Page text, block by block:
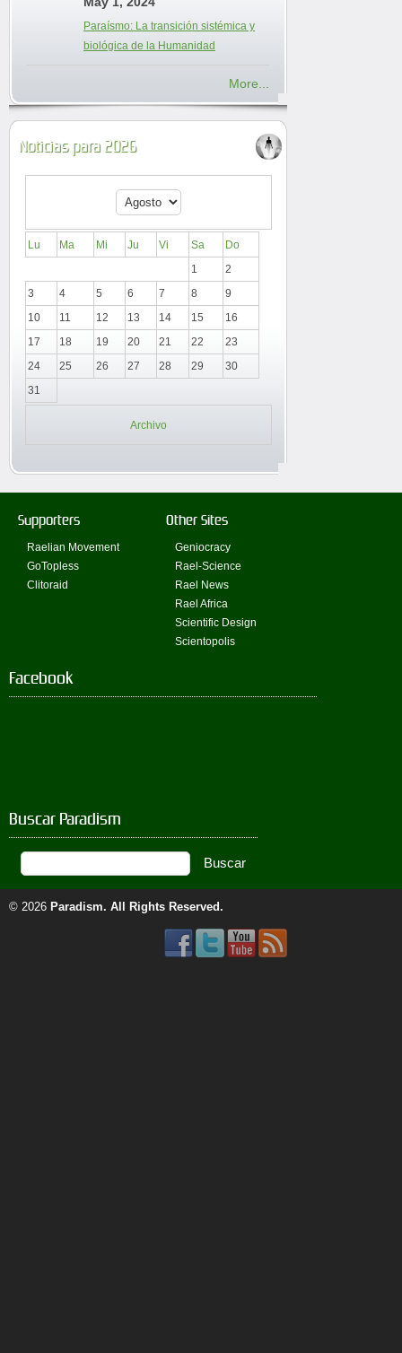
Paraísmo: La transición sistémica y
biológica de la Humanidad
More...
Noticias para 2026
Lu Ma Mi Ju Vi Sa
Do
1
2
3
4 5 6 7 8
9
10
11 12 13 14 15
16
17
18 19 20 21 22
23
24
25 26 27 28 29
30
31
Archivo
Supporters
Raelian Movement
GoTopless
Clitoraid
Other Sites
Geniocracy
Rael-Science
Rael News
Rael Africa
Scientific Design
Scientopolis
Facebook
Buscar Paradism
© 2026 Paradism. All Rights Reserved.